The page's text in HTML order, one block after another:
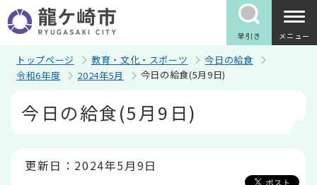
の
ペ
早引き メニュー
トップページ 教育・文化・スポーツ
今日の給食
令和6年度
2024年5月 今日の給食(5月9日)
今日の給食(5月9日)
更新日：2024年5月9日